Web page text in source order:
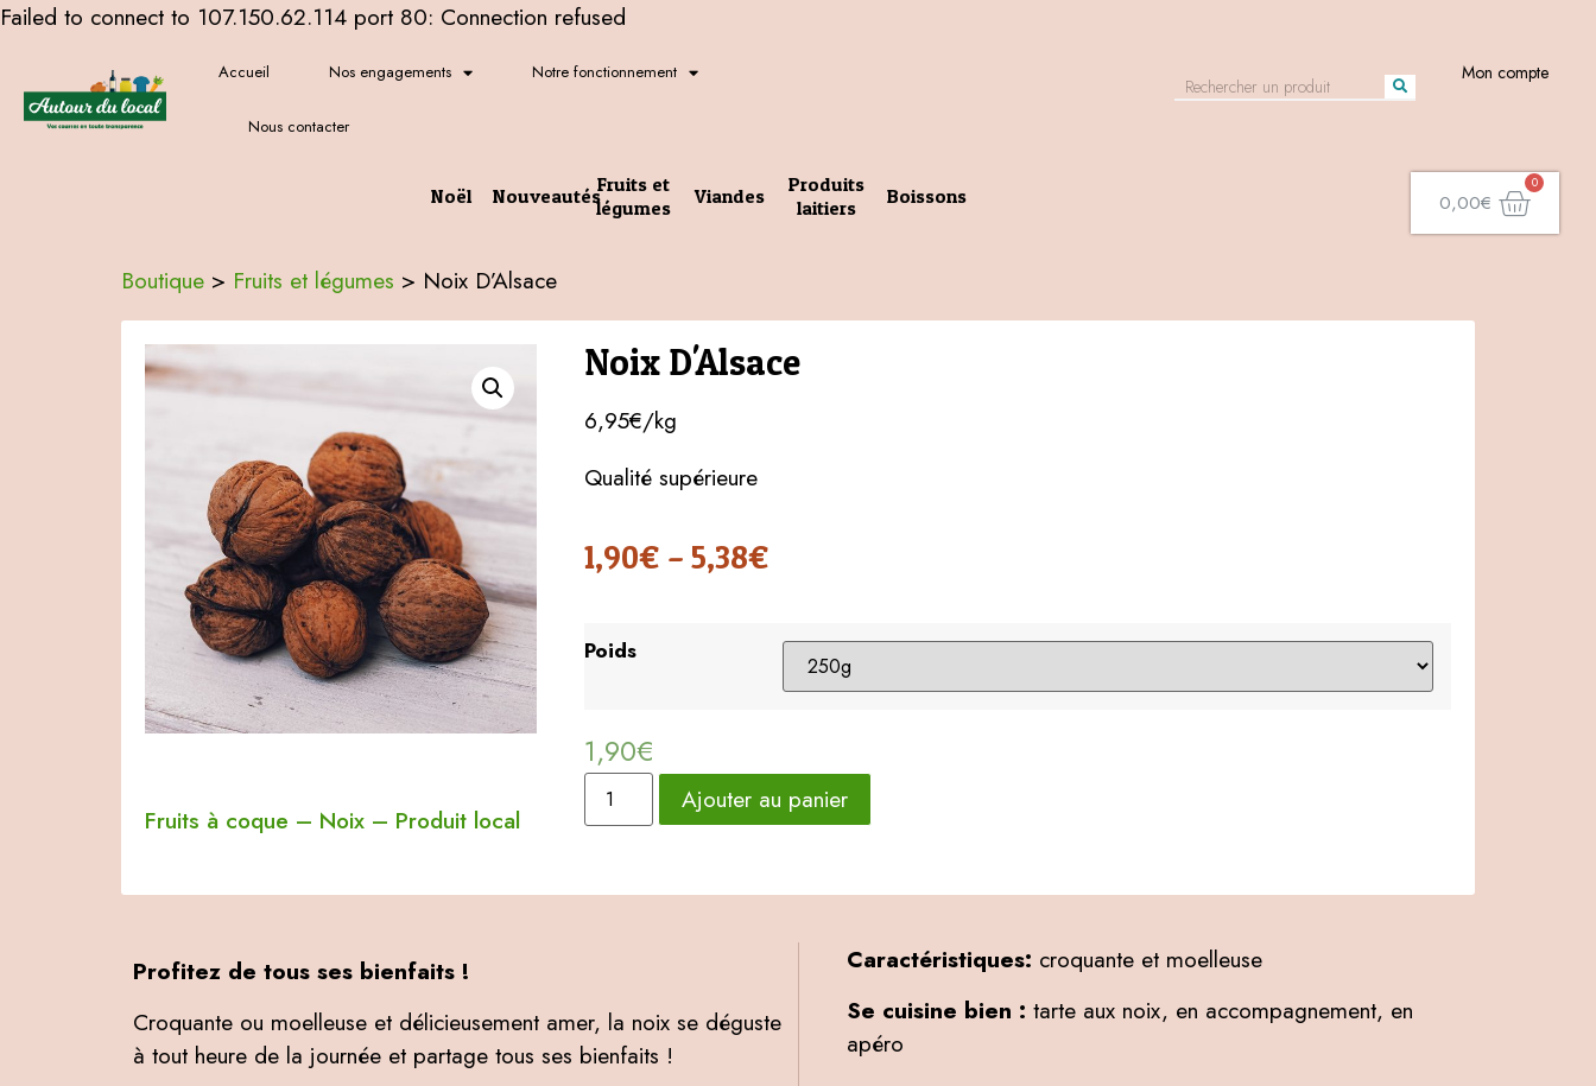
Failed to connect to 107.150.62.114 port 80: Connection refused
Accueil Nos engagements Notre fonctionnement
Nous contacter
Mon compte
Noël NouveautésFruits et
légumes
Viandes
Produits
laitiers
Boissons 0,00€
Boutique > Fruits et légumes > Noix D’Alsace
Fruits à coque – Noix – Produit local
Noix D'Alsace
6,95€/kg
Qualité supérieure
1,90€ – 5,38€
Poids
1,90€
Ajouter au panier
Profitez de tous ses bienfaits !
Croquante ou moelleuse et délicieusement amer, la noix se déguste
à tout heure de la journée et partage tous ses bienfaits !
Caractéristiques: croquante et moelleuse
Se cuisine bien : tarte aux noix, en accompagnement, en
apéro